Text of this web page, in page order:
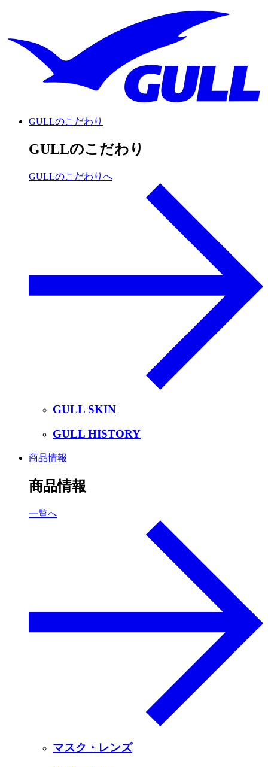
GULLのこだわり
GULLのこだわり
GULLのこだわりへ
GULL SKIN
GULL HISTORY
商品情報
商品情報
一覧へ
マスク・レンズ